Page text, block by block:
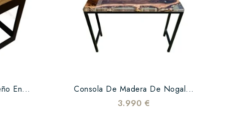
En... Consola De Madera De Nogal...
3.990 €